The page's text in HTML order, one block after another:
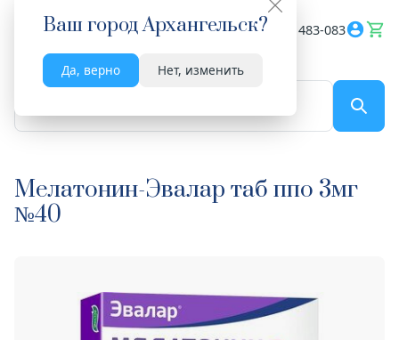
Ваш городАрхангельск?
Да, верно Нет, изменить
Весь сайт 8182 483-083
Мелатонин-Эвалар таб ппо 3мг
№40